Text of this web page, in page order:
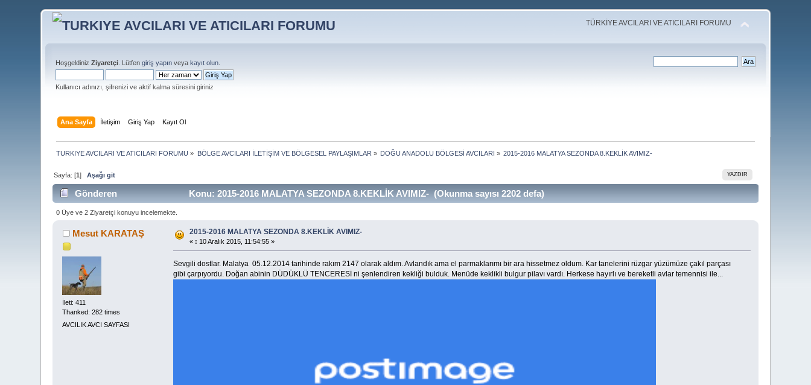
TÜRKİYE AVCILARI VE ATICILARI FORUMU
HoşgeldinizZiyaretçi . Lütfengiriş yapın veyakayıt olun
Kullanıcı adınızı, şifrenizi ve aktif kalma süresini giriniz
Ana Sayfa İletişim Giriş Yap Kayıt Ol
TURKIYE AVCILARI VE ATICILARI FORUMU » BÖLGE AVCILARI İLETİŞİM VE BÖLGESEL PAYLAŞIMLAR » DOĞU ANADOLU BÖLGESİ AVCILARI » 2015-2016 MALATYA SEZONDA 8.KEKLİK AVIMIZ-
YAZDIR
Sayfa: [1]Aşağı git
Gönderen Konu: 2015-2016 MALATYA SEZONDA 8.KEKLİK AVIMIZ- (Okunma sayısı 2202 defa)
0 Üye ve 2 Ziyaretçi konuyu incelemekte.
Mesut KARATAŞ
İleti: 411
Thanked: 282 times
AVCILIK AVCI SAYFASI
2015-2016 MALATYA SEZONDA 8.KEKLİK AVIMIZ-
« : 10 Aralık 2015, 11:54:55 »
Sevgili dostlar. Malatya 05.12.2014 tarihinde rakım 2147 olarak aldım. Avlandık ama el parmaklarımı bir ara hissetmez oldum. Kar tanelerini rüzgar yüzümüze çakıl parçası
gibi çarpıyordu. Doğan abinin DÜDÜKLÜ TENCERESİ ni şenlendiren kekliği bulduk. Menüde keklikli bulgur pilavı vardı. Herkese hayırlı ve bereketli avlar temennisi ile...